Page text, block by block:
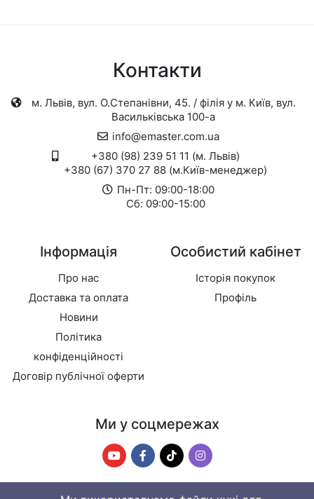
Контакти
м. Львів, вул. О.Степанівни, 45. / філія у м. Київ, вул.
Васильківська 100-а
info@emaster.com.ua
+380 (98) 239 51 11 (м. Львів)
+380 (67) 370 27 88 (м.Київ-менеджер)
Пн-Пт: 09:00-18:00
Сб: 09:00-15:00
Інформація
Про нас
Доставка та оплата
Новини
Політика
конфіденційності
Договір публічної оферти
Особистий кабінет
Історія покупок
Профіль
Ми у соцмережах